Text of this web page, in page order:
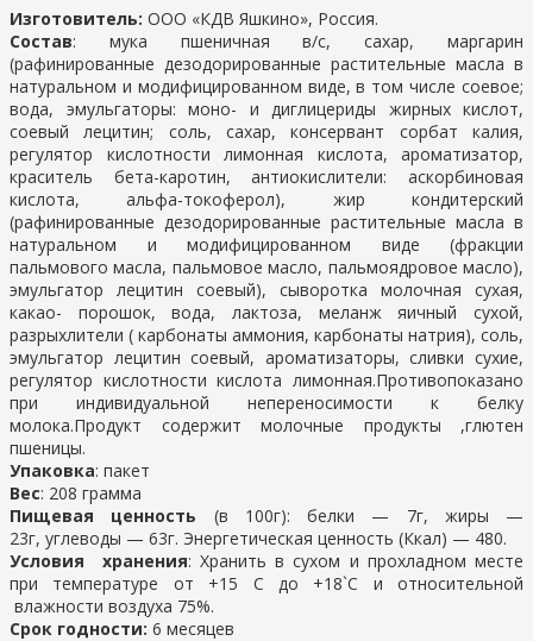
Изготовитель: ООО «КДВ Яшкино», Россия.
Состав: мука пшеничная в/с, сахар, маргарин
(рафинированные дезодорированные растительные масла в
натуральном и модифицированном виде, в том числе соевое;
вода, эмульгаторы: моно- и диглицериды жирных кислот,
соевый лецитин; соль, сахар, консервант сорбат калия,
регулятор кислотности лимонная кислота, ароматизатор,
краситель бета-каротин, антиокислители: аскорбиновая
кислота, альфа-токоферол), жир кондитерский
(рафинированные дезодорированные растительные масла в
натуральном и модифицированном виде (фракции
пальмового масла, пальмовое масло, пальмоядровое масло),
эмульгатор лецитин соевый), сыворотка молочная сухая,
какао- порошок, вода, лактоза, меланж яичный сухой,
разрыхлители ( карбонаты аммония, карбонаты натрия), соль,
эмульгатор лецитин соевый, ароматизаторы, сливки сухие,
регулятор кислотности кислота лимонная.Противопоказано
при индивидуальной непереносимости к белку
молока.Продукт содержит молочные продукты ,глютен
пшеницы.
Упаковка: пакет
Вес: 208 грамма
Пищевая ценность (в 100г): белки — 7г, жиры —
23г, углеводы — 63г. Энергетическая ценность (Ккал) — 480.
Условия хранения: Хранить в сухом и прохладном месте
при температуре от +15 С до +18`С и относительной
влажности воздуха 75%.
Срок годности: 6 месяцев